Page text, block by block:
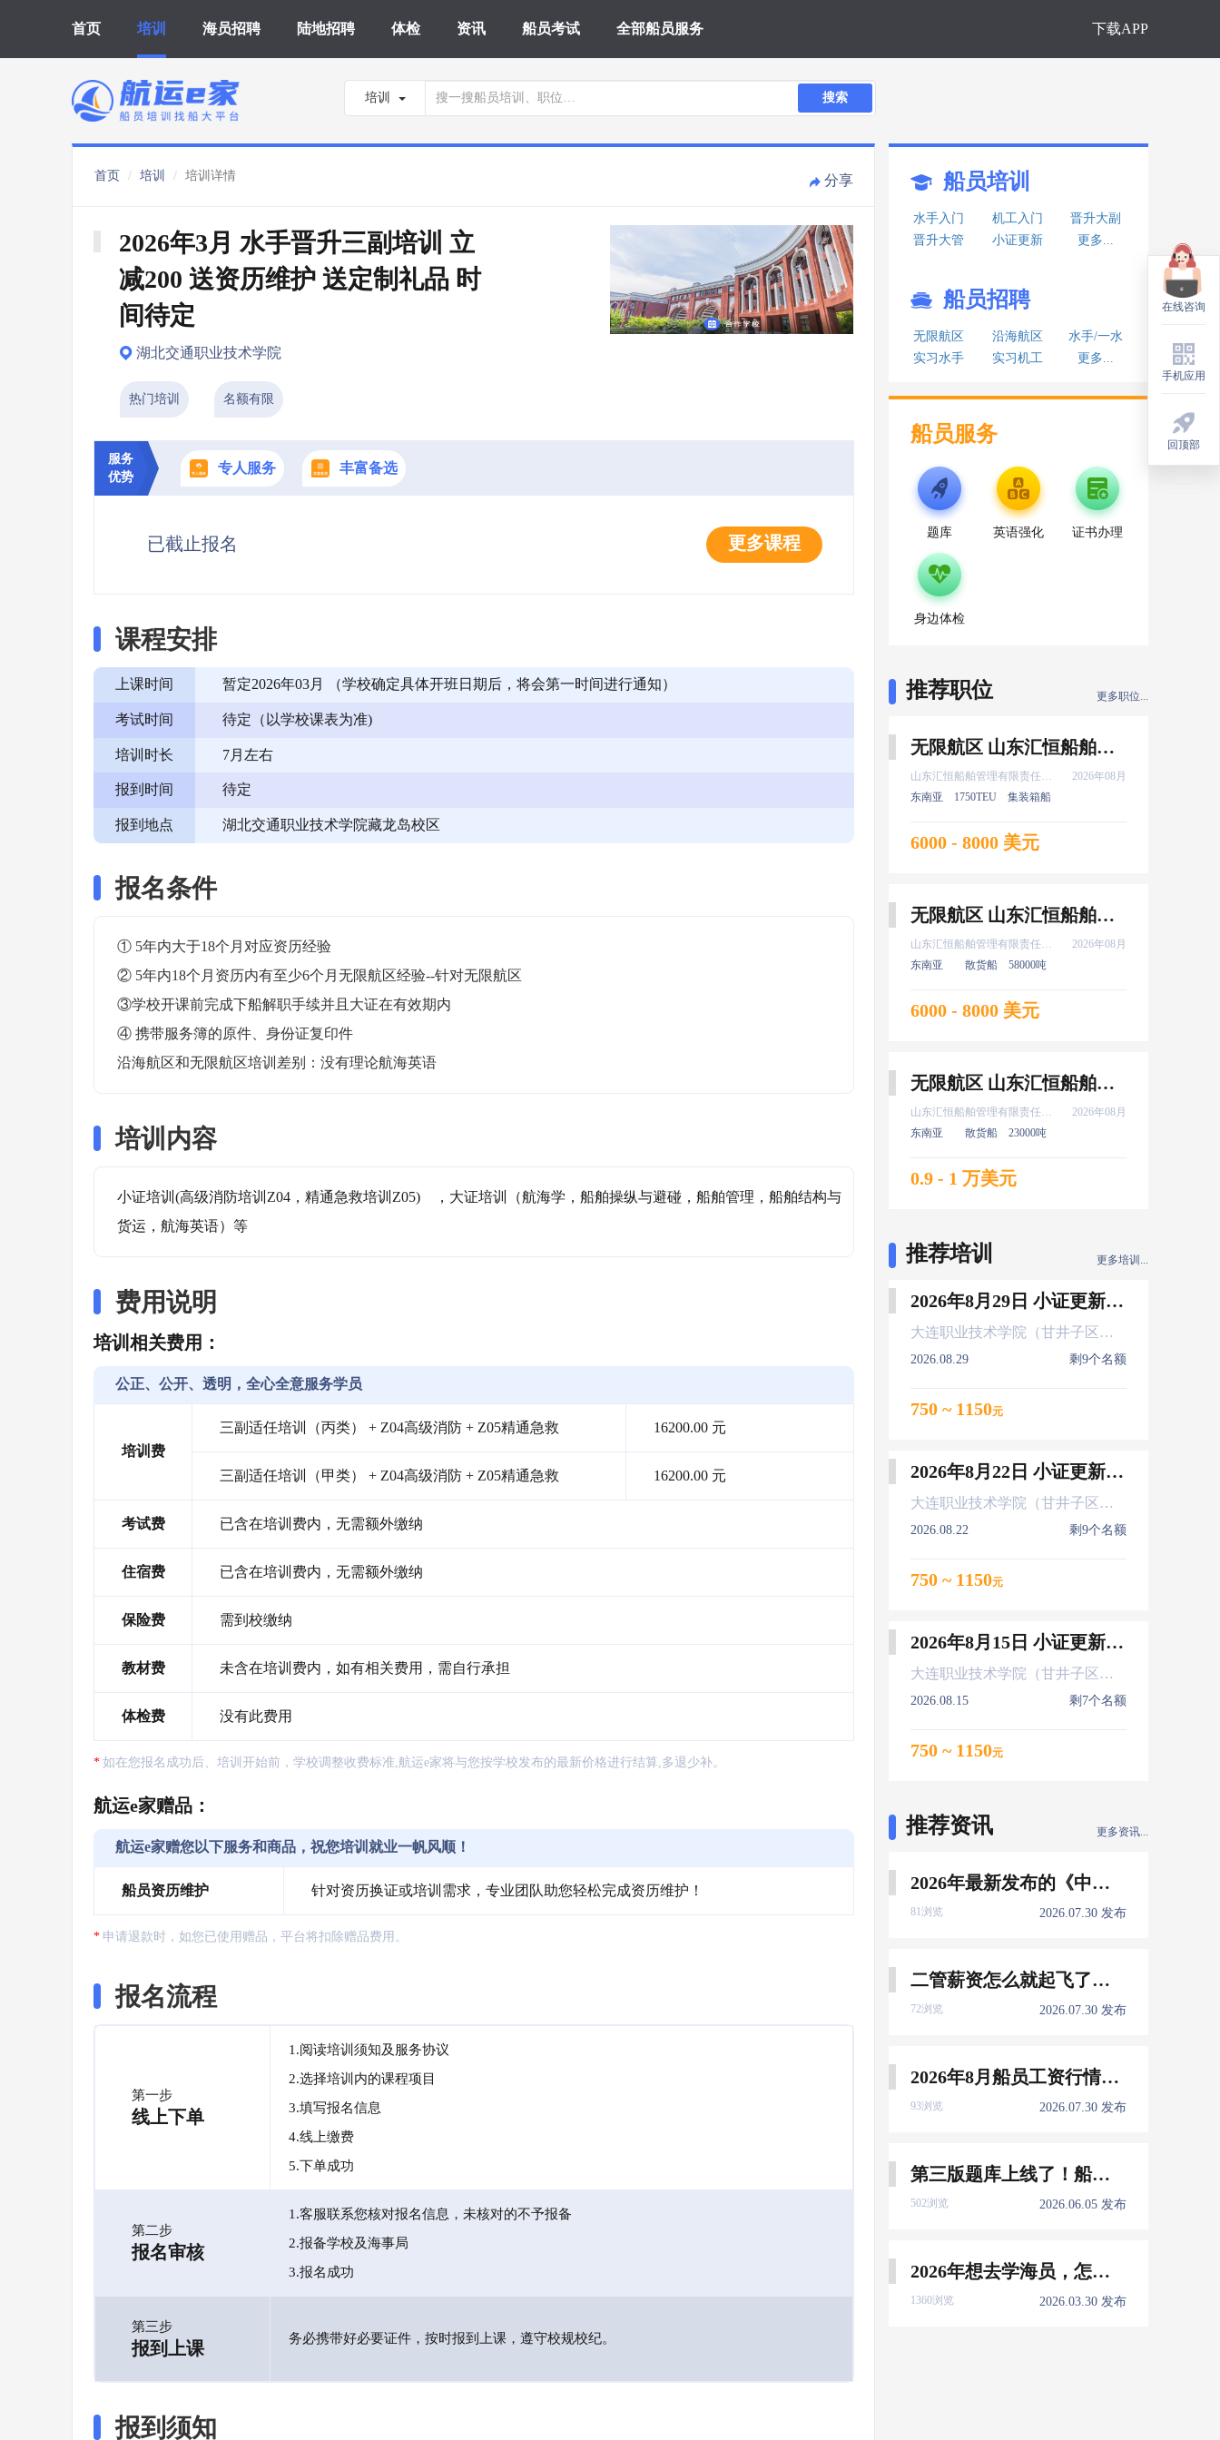
首页 培训 海员招聘 陆地招聘 体检 资讯 船员考试 全部船员服务 下载APP
培训 搜索
首页 培训 培训详情 分享
2026年3月 水手晋升三副培训 立
减200 送资历维护 送定制礼品 时
间待定
湖北交通职业技术学院
热门培训 名额有限
服务
优势
专人服务 丰富备选
已截止报名 更多课程
课程安排
上课时间 暂定2026年03月 （学校确定具体开班日期后，将会第一时间进行通知）
考试时间 待定（以学校课表为准)
培训时长 7月左右
报到时间 待定
报到地点 湖北交通职业技术学院藏龙岛校区
报名条件
① 5年内大于18个月对应资历经验
② 5年内18个月资历内有至少6个月无限航区经验--针对无限航区
③学校开课前完成下船解职手续并且大证在有效期内
④ 携带服务簿的原件、身份证复印件
沿海航区和无限航区培训差别：没有理论航海英语
培训内容
小证培训(高级消防培训Z04，精通急救培训Z05)    ，大证培训（航海学，船舶操纵与避碰，船舶管理，船舶结构与
货运，航海英语）等
费用说明
培训相关费用：
公正、公开、透明，全心全意服务学员
培训费
三副适任培训（丙类） + Z04高级消防 + Z05精通急救 16200.00 元
三副适任培训（甲类） + Z04高级消防 + Z05精通急救 16200.00 元
考试费 已含在培训费内，无需额外缴纳
住宿费 已含在培训费内，无需额外缴纳
保险费 需到校缴纳
教材费 未含在培训费内，如有相关费用，需自行承担
体检费 没有此费用
如在您报名成功后、培训开始前，学校调整收费标准,航运e家将与您按学校发布的最新价格进行结算,多退少补。
航运e家赠品：
航运e家赠您以下服务和商品，祝您培训就业一帆风顺！
船员资历维护 针对资历换证或培训需求，专业团队助您轻松完成资历维护！
申请退款时，如您已使用赠品，平台将扣除赠品费用。
报名流程
第一步
线上下单
1.阅读培训须知及服务协议
2.选择培训内的课程项目
3.填写报名信息
4.线上缴费
5.下单成功
第二步
报名审核
1.客服联系您核对报名信息，未核对的不予报备
2.报备学校及海事局
3.报名成功
第三步
报到上课 务必携带好必要证件，按时报到上课，遵守校规校纪。
报到须知
船员培训
水手入门 机工入门
晋升大副
晋升大管
小证更新 更多...
船员招聘
无限航区 沿海航区
水手/一水
实习水手
实习机工 更多...
船员服务
题库 英语强化 证书办理
身边体检
推荐职位 更多职位...
无限航区 山东汇恒船舶管理有限责任公司 大副 8月上船
山东汇恒船舶管理有限责任公司
2026年08月
东南亚
1750TEU 集装箱船
6000 - 8000 美元
无限航区 山东汇恒船舶管理有限责任公司 大副 8月上船
山东汇恒船舶管理有限责任公司
2026年08月
东南亚
散货船 58000吨
6000 - 8000 美元
无限航区 山东汇恒船舶管理有限责任公司 船长 8月上船
山东汇恒船舶管理有限责任公司
2026年08月
东南亚
散货船 23000吨
0.9 - 1 万美元
推荐培训 更多培训...
2026年8月29日 小证更新 Z01Z02Z04
大连职业技术学院（甘井子区大连北站）
2026.08.29 剩9个名额
750 ~ 1150元
2026年8月22日 小证更新 Z01Z02Z04
大连职业技术学院（甘井子区大连北站）
2026.08.22 剩9个名额
750 ~ 1150元
2026年8月15日 小证更新 Z01Z02Z04
大连职业技术学院（甘井子区大连北站）
2026.08.15 剩7个名额
750 ~ 1150元
推荐资讯 更多资讯...
2026年最新发布的《中国船员发展报告》，暴露了哪些信息量？
81浏览 2026.07.30 发布
二管薪资怎么就起飞了，下一个会是谁？
72浏览 2026.07.30 发布
2026年8月船员工资行情参考
93浏览 2026.07.30 发布
第三版题库上线了！船员免费刷！
502浏览 2026.06.05 发布
2026年想去学海员，怎么选择培训学校？
1360浏览 2026.03.30 发布
在线咨询
手机应用
回顶部
在线咨询
手机应用
回顶部